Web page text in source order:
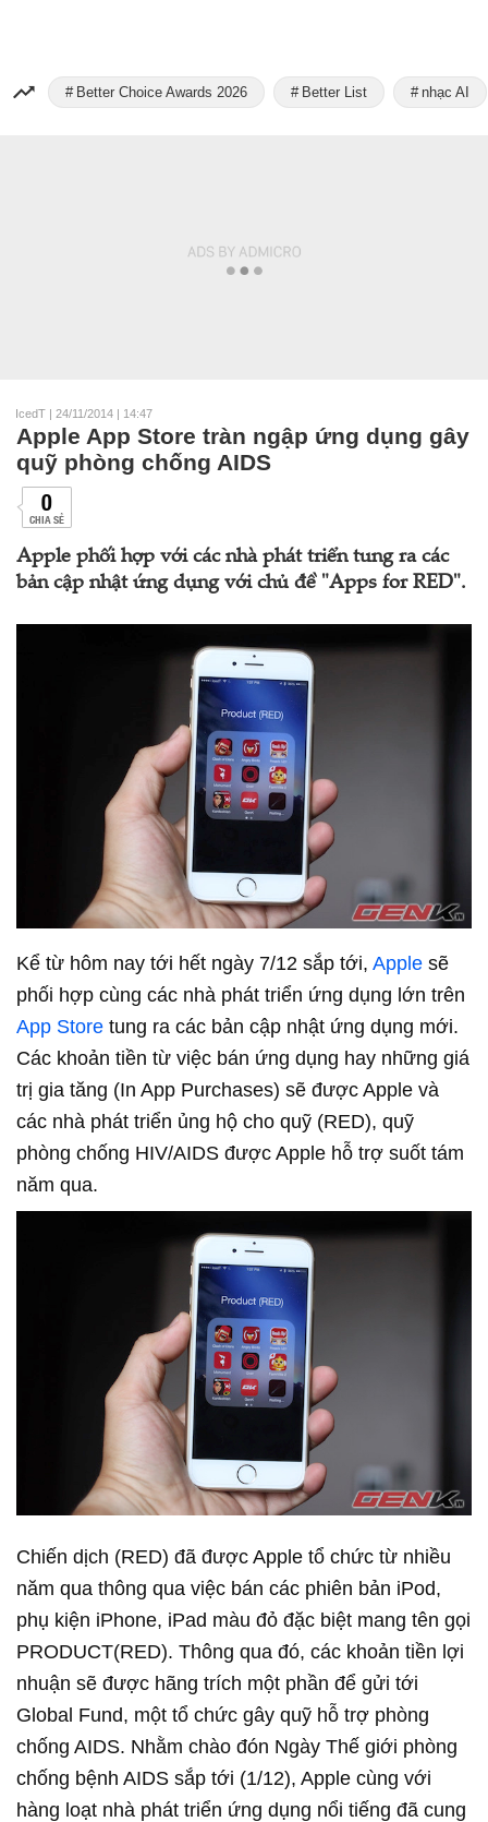
Better Choice Awards 2026 Better List nhạc AI
IcedT | 24/11/2014 | 14:47
Apple App Store tràn ngập ứng dụng gây
quỹ phòng chống AIDS
0
CHIA SẺ
Apple phối hợp với các nhà phát triển tung ra các
bản cập nhật ứng dụng với chủ đề "Apps for RED".
Kể từ hôm nay tới hết ngày 7/12 sắp tới, Apple sẽ
phối hợp cùng các nhà phát triển ứng dụng lớn trên
App Store tung ra các bản cập nhật ứng dụng mới.
Các khoản tiền từ việc bán ứng dụng hay những giá
trị gia tăng (In App Purchases) sẽ được Apple và
các nhà phát triển ủng hộ cho quỹ (RED), quỹ
phòng chống HIV/AIDS được Apple hỗ trợ suốt tám
năm qua.
Chiến dịch (RED) đã được Apple tổ chức từ nhiều
năm qua thông qua việc bán các phiên bản iPod,
phụ kiện iPhone, iPad màu đỏ đặc biệt mang tên gọi
PRODUCT(RED). Thông qua đó, các khoản tiền lợi
nhuận sẽ được hãng trích một phần để gửi tới
Global Fund, một tổ chức gây quỹ hỗ trợ phòng
chống AIDS. Nhằm chào đón Ngày Thế giới phòng
chống bệnh AIDS sắp tới (1/12), Apple cùng với
hàng loạt nhà phát triển ứng dụng nổi tiếng đã cung